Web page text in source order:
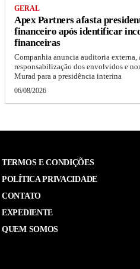
GERAL
Apex Partners afasta
financeiro após identificar
financeiras
Companhia anuncia auditoria externa,
responsabilização dos envolvidos e
Murad para a presidência interina
06/08/2026
TERMOS E CONDIÇÕES
POLÍTICA PRIVACIDADE
CONTATO
EXPEDIENTE
QUEM SOMOS